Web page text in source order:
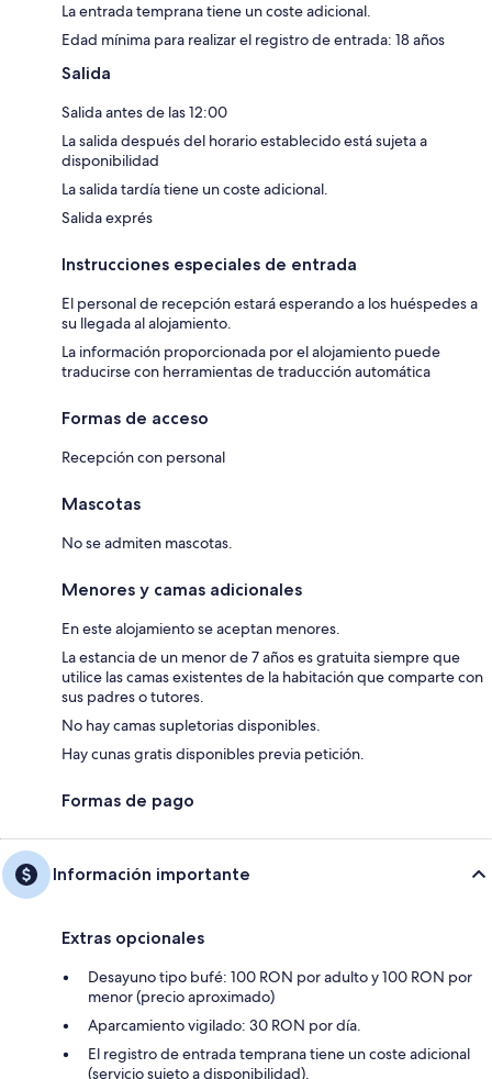
La entrada temprana tiene un coste adicional.
Edad mínima para realizar el registro de entrada: 18 años
Salida
Salida antes de las 12:00
La salida después del horario establecido está sujeta a
disponibilidad
La salida tardía tiene un coste adicional.
Salida exprés
Instrucciones especiales de entrada
El personal de recepción estará esperando a los huéspedes a
su llegada al alojamiento.
La información proporcionada por el alojamiento puede
traducirse con herramientas de traducción automática
Formas de acceso
Recepción con personal
Mascotas
No se admiten mascotas.
Menores y camas adicionales
En este alojamiento se aceptan menores.
La estancia de un menor de 7 años es gratuita siempre que
utilice las camas existentes de la habitación que comparte con
sus padres o tutores.
No hay camas supletorias disponibles.
Hay cunas gratis disponibles previa petición.
Formas de pago
Información importante
Extras opcionales
Desayuno tipo bufé: 100 RON por adulto y 100 RON por
menor (precio aproximado)
Aparcamiento vigilado: 30 RON por día.
El registro de entrada temprana tiene un coste adicional
(servicio sujeto a disponibilidad).